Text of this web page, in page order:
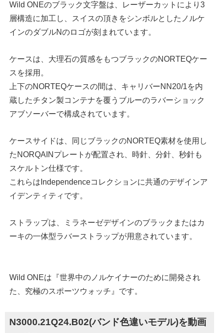
Wild ONEのブラック文字盤は、レーザーカットにより3
層構造に加工し、スイスの頂きをシンボルとしたノルケ
インのダブルNのロゴが刻まれています。
ケースは、大理石の質感をもつブラックのNORTEQケー
スを採用。
上下のNORTEQケースの間は、キャリバーNN20/1を内
蔵したチタン製コンテナを覆うブルーのラバーショック
アブソーバーで構成されています。
ケースサイドは、同じブラックのNORTEQ素材を使用し
たNORQAINプレートが配置され、時針、分針、秒針も
スケルトン仕様です。
これらはIndependenceコレクションに共通のデザインア
イデンティティです。
ストラップは、ミラネーゼデザインのブラックまたはカ
ーキの一体型ラバーストラップが用意されています。
Wild ONEは『世界中のノルケイナーのために開発され
た、究極のスポーツウォッチ』です。
N3000.21Q24.B02(バンド色違いモデル)を動画